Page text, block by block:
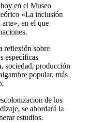
en el Museo
«La inclusión
arte», en el que
reflexión sobre
específicas
sociedad, producción
popular, más
de los
se abordará la
estudios.